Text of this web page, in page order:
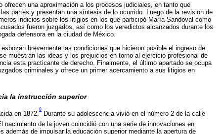
una aproximación a los procesos judiciales, en tanto que
partes y presentan una síntesis de lo ocurrido. Luego de la revisión de
indicios sobre los litigios en los que participó María Sandoval como
fueron juzgados, así como los veredictos alcanzados durante los
defensora en la ciudad de México.
brevemente las condiciones que hicieron posible el ingreso de
muestran las ideas y los prejuicios en torno al ejercicio profesional de
esta practicante de derecho. Finalmente, el último apartado se ocupa
criminales y ofrece un primer acercamiento a sus litigios en
la instrucción superior
en 1872.
8
Durante su adolescencia vivió en el número 2 de la calle
nacimiento de la joven coincidió con una serie de innovaciones en
además de impulsar la educación superior mediante la apertura de